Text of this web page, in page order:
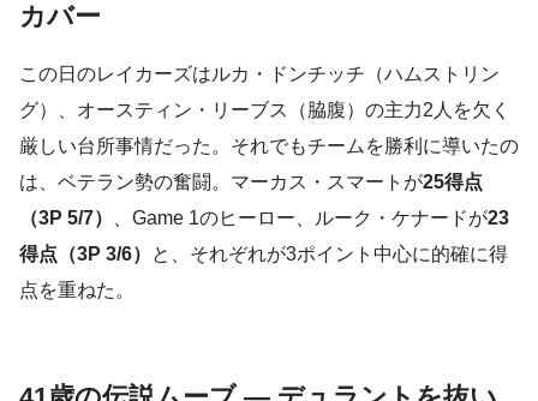
カバー
この日のレイカーズはルカ・ドンチッチ（ハムストリン
グ）、オースティン・リーブス（脇腹）の主力2人を欠く
厳しい台所事情だった。それでもチームを勝利に導いたの
は、ベテラン勢の奮闘。マーカス・スマートが25得点
（3P 5/7）
、Game 1のヒーロー、ルーク・ケナードが23
得点（3P 3/6）
と、それぞれが3ポイント中心に的確に得
点を重ねた。